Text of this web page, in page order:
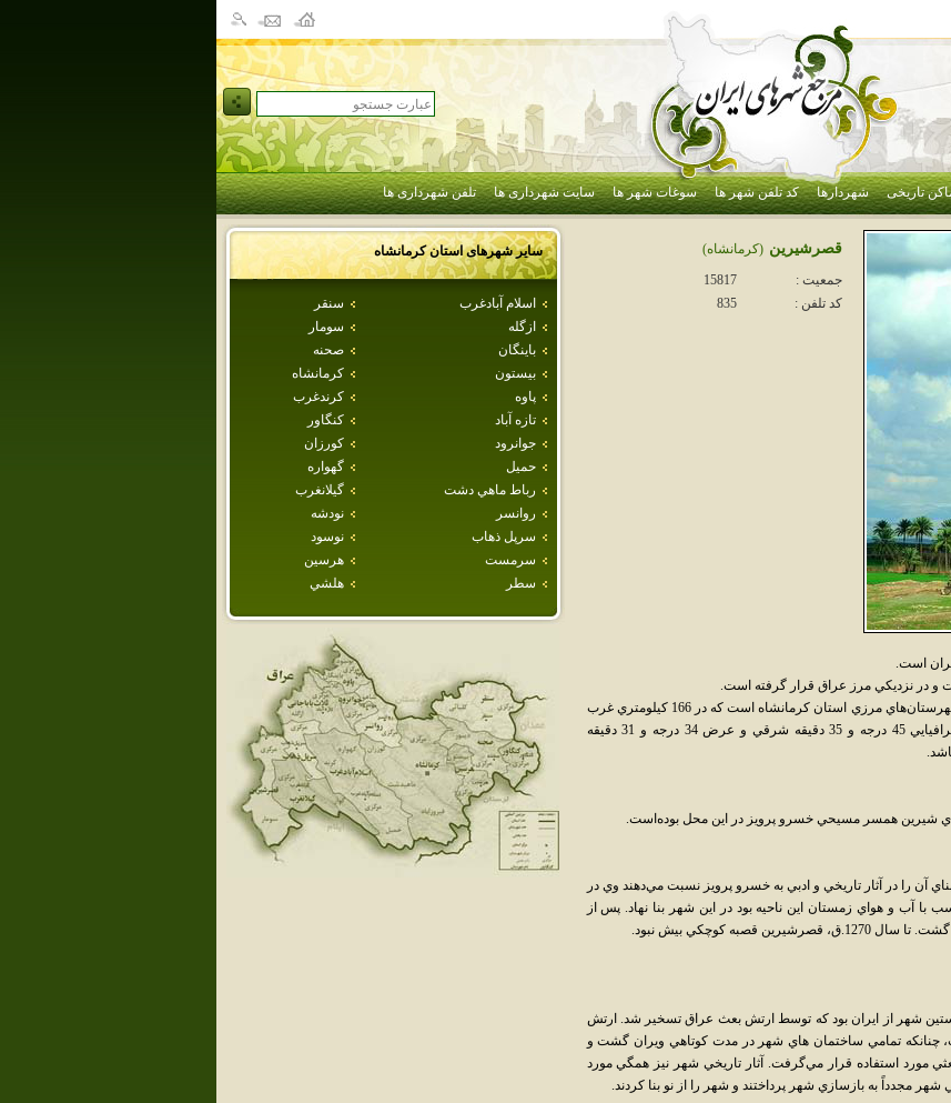
تاریخی شهردارها کد تلفن شهر ها سوغات شهر ها سایت شهرداری ها تلفن شهرداری ها
سایر شهرهای استانكرمانشاه
اسلام آبادغرب
سنقر
ازگله
سومار
باينگان
صحنه
بيستون
كرمانشاه
پاوه
كرندغرب
تازه آباد
كنگاور
جوانرود
كورزان
حميل
گهواره
رباط ماهي دشت
گيلانغرب
روانسر
نودشه
سرپل ذهاب
نوسود
سرمست
هرسين
سطر
هلشي
قصرشيرين (كرمانشاه)
جمعیت :
15817
کد تلفن :
835
است.
نزديکي مرز عراق قرار گرفته است.
شهر قصرشيرين مرکز شهرستان قصرشيرين يکي از شهرستان‌هاي مرزي استان کرمانشاه است که در 166 کيلومتري غرب
شهر کرمانشاه واقع شده‌است. اين شهر بين طول جغرافيايي 45 درجه و 35 دقيقه شرقي و عرض 34 درجه و 31 دقيقه
شيرين همسر مسيحي خسرو پرويز در اين محل بوده‌است.
آن را در آثار تاريخي و ادبي به خسرو پرويز نسبت مي‌دهند وي در
با آب و هواي زمستان اين ناحيه بود در اين شهر بنا نهاد. پس از
قصبه کوچکي بيش نبود.
در سال 1359 قصر شيرين نخستين شهر از ايران بود که توسط ارتش بعث عراق تسخير شد. ارتش
چنانکه تمامي ساختمان هاي شهر در مدت کوتاهي ويران گشت و
مورد استفاده قرار مي‌گرفت. آثار تاريخي شهر نيز همگي مورد